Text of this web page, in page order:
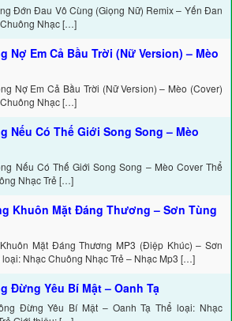
Đớn Đau Vô Cùng (Giọng Nữ) Remix – Yến Đan
Nhạc […]
Nợ Em Cả Bầu Trời (Nữ Version) – Mèo
Nợ Em Cả Bầu Trời (Nữ Version) – Mèo (Cover)
Nhạc […]
Nếu Có Thế Giới Song Song – Mèo
Nếu Có Thế Giới Song Song – Mèo Cover Thể
Nhạc Trẻ […]
Khuôn Mặt Đáng Thương – Sơn Tùng
Mặt Đáng Thương MP3 (Điệp Khúc) – Sơn
loại: Nhạc Chuông Nhạc Trẻ – Nhạc Mp3 […]
Đừng Yêu Bí Mật – Oanh Tạ
Đừng Yêu Bí Mật – Oanh Tạ Thể loại: Nhạc